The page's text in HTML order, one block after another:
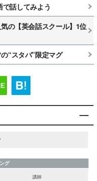
話してみよう
の【英会話スクール】1位
“スタバ”限定マグ
グ
講師